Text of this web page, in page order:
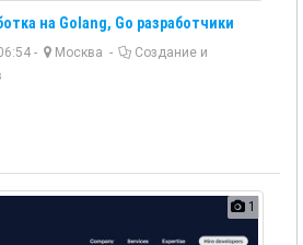
на Golang, Go разработчики
- Москва -
Создание и
1